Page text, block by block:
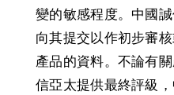
變的敏感程度。中國
向其提交以作初步審
產品的資料。不論有
信亞太提供最終評級